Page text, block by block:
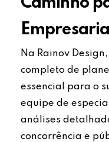
Empresarial
Na Rainov
completo de
essencial para o
equipe de
análises
concorrência e